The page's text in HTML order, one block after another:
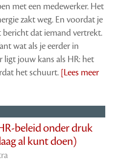
met een medewerker. Het
zakt weg. En voordat je
dat iemand vertrekt.
wat als je eerder in
ligt jouw kans als HR: het
het schuurt. [Lees meer
beleid onder druk
al kunt doen)